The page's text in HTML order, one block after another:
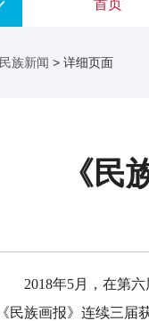
首页
民族新闻 > 详细页面
《民
2018年5月，在第六
《民族画报》连续三届